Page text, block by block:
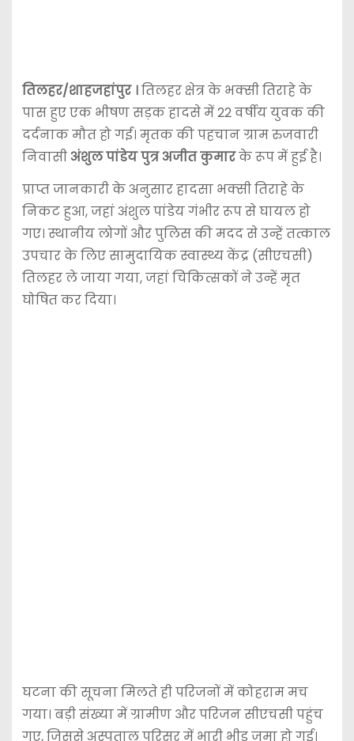
तिलहर/शाहजहांपुर ।तिलहर क्षेत्र के भक्सी तिराहे के
पास हुए एक भीषण सड़क हादसे में 22 वर्षीय युवक की
दर्दनाक मौत हो गई। मृतक की पहचान ग्राम रुजवारी
निवासीअंशुल पांडेय पुत्र अजीत कुमारके रूप में हुई है।
प्राप्त जानकारी के अनुसार हादसा भक्सी तिराहे के
निकट हुआ, जहां अंशुल पांडेय गंभीर रूप से घायल हो
गए। स्थानीय लोगों और पुलिस की मदद से उन्हें तत्काल
उपचार के लिए सामुदायिक स्वास्थ्य केंद्र (सीएचसी)
तिलहर ले जाया गया, जहां चिकित्सकों ने उन्हें मृत
घोषित कर दिया।
घटना की सूचना मिलते ही परिजनों में कोहराम मच
गया। बड़ी संख्या में ग्रामीण और परिजन सीएचसी पहुंच
गए, जिससे अस्पताल परिसर में भारी भीड़ जमा हो गई।